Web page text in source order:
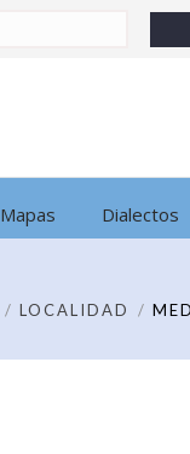
Mapas Dialectos
LOCALIDAD